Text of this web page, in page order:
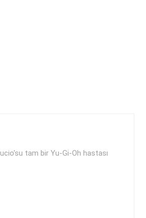
tam bir Yu-Gi-Oh hastası